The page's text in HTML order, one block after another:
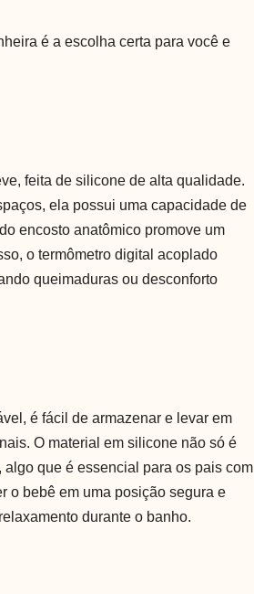
é a escolha certa para você e
feita de silicone de alta qualidade.
ela possui uma capacidade de
encosto anatômico promove um
o termômetro digital acoplado
queimaduras ou desconforto
é fácil de armazenar e levar em
O material em silicone não só é
que é essencial para os pais com
o bebê em uma posição segura e
durante o banho.